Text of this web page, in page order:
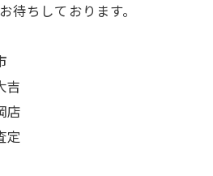
待ちしております。
吉
店
定